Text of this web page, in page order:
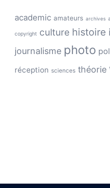
academic amateurs archives
copyright culture histoire
journalisme photo
réception sciences théorie